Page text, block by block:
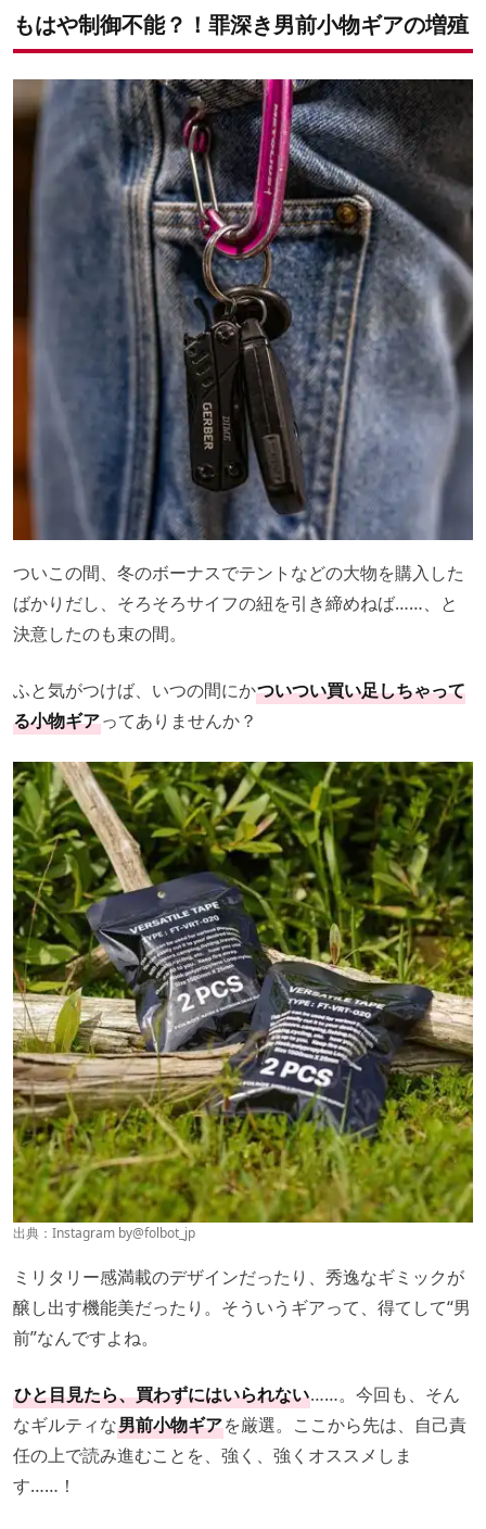
2.0」
もはや制御不能？！罪深き男前小物ギアの増殖
ついこの間、冬のボーナスでテントなどの大物を購入した
ばかりだし、そろそろサイフの紐を引き締めねば……、と
決意したのも束の間。
ふと気がつけば、いつの間にかついつい買い足しちゃって
る小物ギアってありませんか？
出典：Instagram by@folbot_jp
ミリタリー感満載のデザインだったり、秀逸なギミックが
醸し出す機能美だったり。そういうギアって、得てして“男
前”なんですよね。
ひと目見たら、買わずにはいられない……。今回も、そん
なギルティな男前小物ギアを厳選。ここから先は、自己責
任の上で読み進むことを、強く、強くオススメしま
す……！